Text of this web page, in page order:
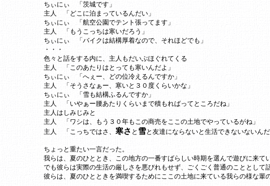
ちぃにぃ 「茨城です」
主人 「どこに泊まっているんだい」
ちぃにぃ 「航空公園でテント張ってます」
主人 「もうこっちは寒いだろう」
ちぃにぃ 「バイクは結構厚着なので、それほどでも」
・・・
色々と話をする内に、主人もだいぶほぐれてくる
主人 「このあたりはとっても寒いんだよ」
ちぃにぃ 「へぇー、どの位冷えるんですか」
主人 「そうさなぁー、寒いと３０度くらいかな」
ちぃにぃ 「雪も結構ふるんですか」
主人 「いやぁー腰あたりくらいまで積もればってところだね」
主人はしみじみと
主人 「ワシは、もう３０年もこの商売をここの土地でやっているがね」
主人 「こっちではさ、 寒さ と 雪と友達にならないと生活できないないんだ
ちょっと重たい一言だった。
我らは、夏のひととき、この地方の一番すばらしい時期を選んで遊びに来てい
でも彼らは実際の生活の厳しさを悪びれもせず、ごくごく普通のこととして
彼らは、夏のひとときを満喫するためにここの土地に来ている我らの様な輩